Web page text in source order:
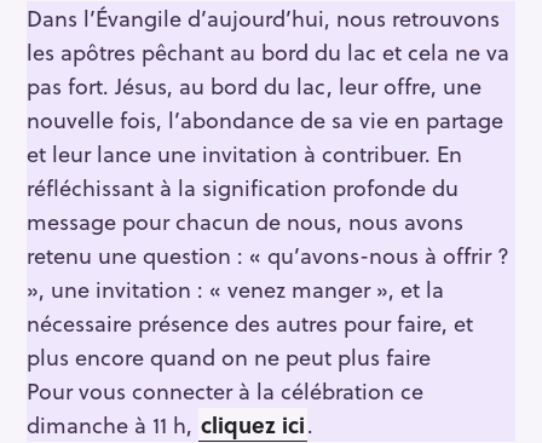
Dans l’Évangile d’aujourd’hui, nous retrouvons
les apôtres pêchant au bord du lac et cela ne va
pas fort. Jésus, au bord du lac, leur offre, une
nouvelle fois, l’abondance de sa vie en partage
et leur lance une invitation à contribuer. En
réfléchissant à la signification profonde du
message pour chacun de nous, nous avons
retenu une question : « qu’avons-nous à offrir ?
», une invitation : « venez manger », et la
nécessaire présence des autres pour faire, et
plus encore quand on ne peut plus faire
Pour vous connecter à la célébration ce
dimanche à 11 h, cliquez ici.